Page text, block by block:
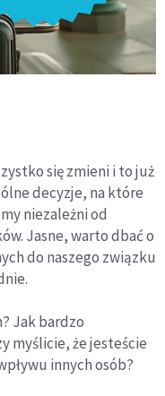
się zmieni i to już
decyzje, na które
niezależni od
Jasne, warto dbać o
do naszego związku
Jak bardzo
myślicie, że jesteście
innych osób?